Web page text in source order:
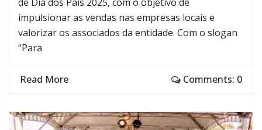
impulsionar as vendas nas empresas locais e
valorizar os associados da entidade. Com o slogan
“Para
Read More Comments: 0